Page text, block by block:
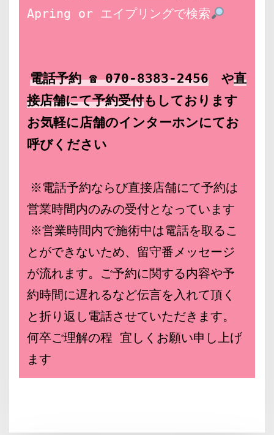
Apring or エイプリングで検索
電話予約 ☎ 070-8383-2456 や直
接店舗にて予約受付もしております
お気軽に店舗のインターホンにてお
呼びください
※電話予約ならび直接店舗にて予約は
営業時間内のみの受付となっています
※営業時間内で施術中は電話を取るこ
とができないため、留守番メッセージ
が流れます。ご予約に関する内容や予
約時間に遅れるなど伝言を入れて頂く
と折り返し電話させていただきます。
何卒ご理解の程 宜しくお願い申し上げ
ます